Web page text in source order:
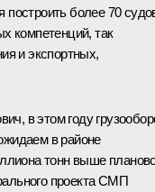
более 70
компетенций, так
и экспортных,
в этом году
в районе
тонн выше
проекта СМП